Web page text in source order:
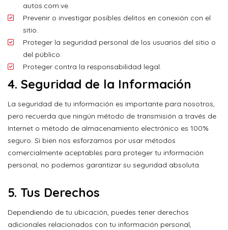
autos.com.ve.
Prevenir o investigar posibles delitos en conexión con el
sitio.
Proteger la seguridad personal de los usuarios del sitio o
del público.
Proteger contra la responsabilidad legal.
4. Seguridad de la Información
La seguridad de tu información es importante para nosotros,
pero recuerda que ningún método de transmisión a través de
Internet o método de almacenamiento electrónico es 100%
seguro. Si bien nos esforzamos por usar métodos
comercialmente aceptables para proteger tu información
personal, no podemos garantizar su seguridad absoluta.
5. Tus Derechos
Dependiendo de tu ubicación, puedes tener derechos
adicionales relacionados con tu información personal,